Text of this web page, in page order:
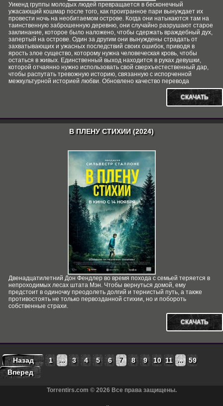
Уикенд группы молодых людей превращается в бесконечный
ужасающий кошмар после того, как проигранное пари вынуждает их
провести ночь на необитаемом острове. Когда они натыкаются там на
таинственную заброшенную деревню, они случайно разрушают старое
заклинание, которое было наложено, чтобы сдержать враждебный дух,
запертый на острове. Один за другим они вынуждены страдать от
захватывающих и ужасных последствий своих ошибок, приводя в
ярость злое существо, которому нужна человеческая кровь, чтобы
остаться в живых. Единственный выход находится в руках девушки,
которой отчаянно нужно использовать свой сверхъестественный дар,
чтобы распутать тревожную историю, связанную с испорченной
межкультурной историей любви. Обновлено качество перевода
СКАЧАТЬ
В ПЛЕНУ СТИХИИ (2024)
Двенадцатилетний Дон Фендлер во время похода с семьей теряется в
непроходимых лесах штата Мэн. Чтобы вернуться домой, ему
предстоит в одиночку преодолеть долгий и тернистый путь, а также
противостоять не только первозданной стихии, но и побороть
собственные страхи.
СКАЧАТЬ
Назад 1 ... 3 4 5 6 7 8 9 10 11 ...
59
Вперед
Torrentirs.com © 2026 Все права защищены.